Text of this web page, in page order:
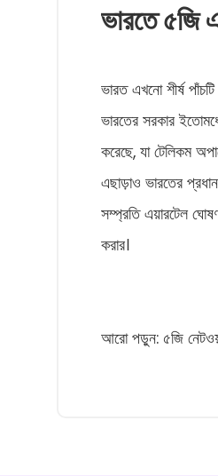
ভারতে ৫জি
ভারত এখনো শীর্ষ
ভারতের সরকার
করেছে, যা টেলিকম
এছাড়াও ভারতের
সম্প্রতি এয়ারটেল
করার।
আরো পড়ুন: ৫জি